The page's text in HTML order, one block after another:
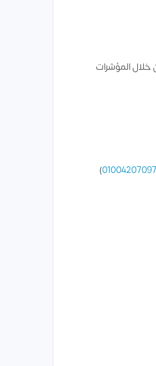
خلال المؤشرات
01004207097
)